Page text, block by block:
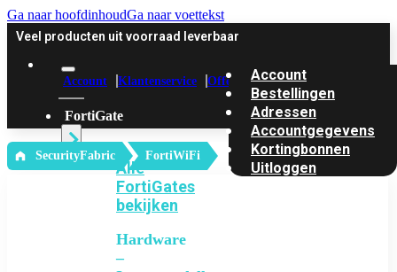
Ga naar hoofdinhoudGa naar voettekst
Veel producten uit voorraad leverbaar
Account Klantenservice Offerte
FortiGate
Alle
FortiGates
bekijken
Hardware
–
Account
Bestellingen
Adressen
Accountgegevens
Kortingbonnen
Uitloggen
‎ SecurityFabric FortiWiFi